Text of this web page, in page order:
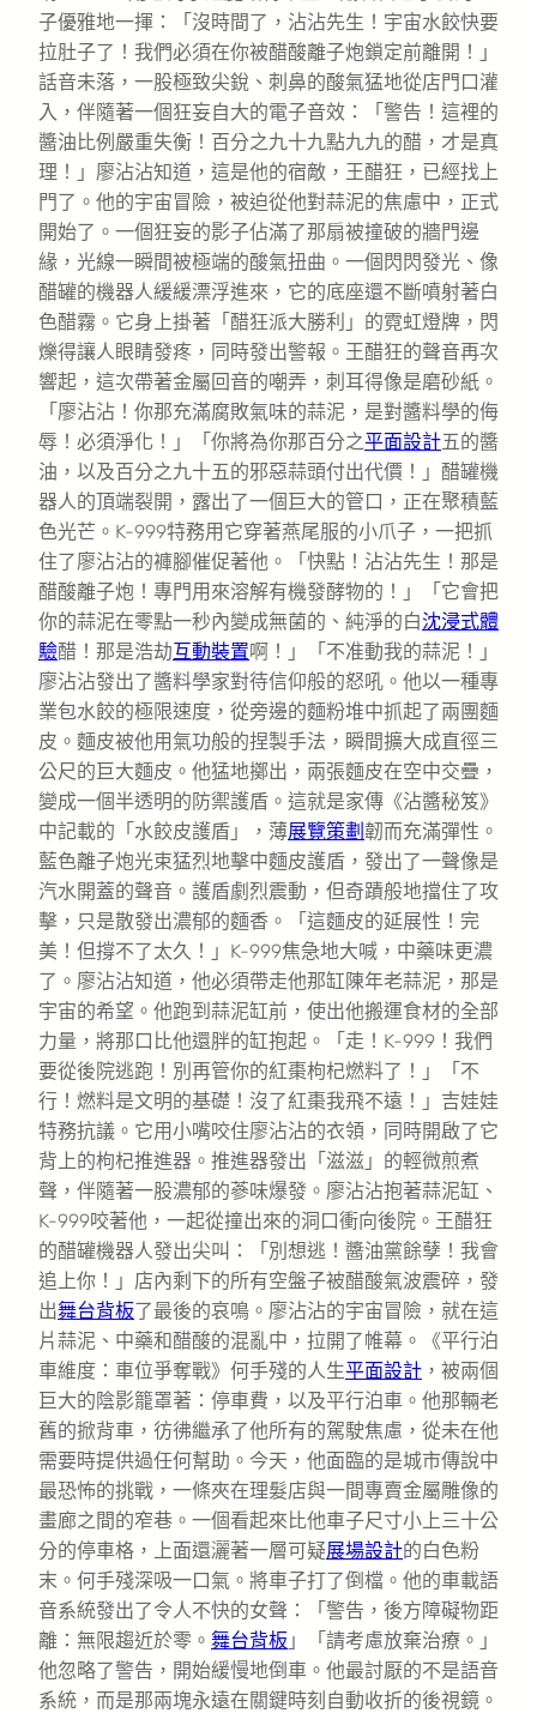
子優雅地一揮：「沒時間了，沾沾先生！宇宙水餃快要
拉肚子了！我們必須在你被醋酸離子炮鎖定前離開！」
話音未落，一股極致尖銳、刺鼻的酸氣猛地從店門口灌
入，伴隨著一個狂妄自大的電子音效：「警告！這裡的
醬油比例嚴重失衡！百分之九十九點九九的醋，才是真
理！」廖沾沾知道，這是他的宿敵，王醋狂，已經找上
門了。他的宇宙冒險，被迫從他對蒜泥的焦慮中，正式
開始了。一個狂妄的影子佔滿了那扇被撞破的牆門邊
緣，光線一瞬間被極端的酸氣扭曲。一個閃閃發光、像
醋罐的機器人緩緩漂浮進來，它的底座還不斷噴射著白
色醋霧。它身上掛著「醋狂派大勝利」的霓虹燈牌，閃
爍得讓人眼睛發疼，同時發出警報。王醋狂的聲音再次
響起，這次帶著金屬回音的嘲弄，刺耳得像是磨砂紙。
「廖沾沾！你那充滿腐敗氣味的蒜泥，是對醬料學的侮
辱！必須淨化！」「你將為你那百分之平面設計五的醬
油，以及百分之九十五的邪惡蒜頭付出代價！」醋罐機
器人的頂端裂開，露出了一個巨大的管口，正在聚積藍
色光芒。K-999特務用它穿著燕尾服的小爪子，一把抓
住了廖沾沾的褲腳催促著他。「快點！沾沾先生！那是
醋酸離子炮！專門用來溶解有機發酵物的！」「它會把
你的蒜泥在零點一秒內變成無菌的、純淨的白沈浸式體
驗醋！那是浩劫互動裝置啊！」「不准動我的蒜泥！」
廖沾沾發出了醬料學家對待信仰般的怒吼。他以一種專
業包水餃的極限速度，從旁邊的麵粉堆中抓起了兩團麵
皮。麵皮被他用氣功般的捏製手法，瞬間擴大成直徑三
公尺的巨大麵皮。他猛地擲出，兩張麵皮在空中交疊，
變成一個半透明的防禦護盾。這就是家傳《沾醬秘笈》
中記載的「水餃皮護盾」，薄展覽策劃 韌而充滿彈性。
藍色離子炮光束猛烈地擊中麵皮護盾，發出了一聲像是
汽水開蓋的聲音。護盾劇烈震動，但奇蹟般地擋住了攻
擊，只是散發出濃郁的麵香。「這麵皮的延展性！完
美！但撐不了太久！」K-999焦急地大喊，中藥味更濃
了。廖沾沾知道，他必須帶走他那缸陳年老蒜泥，那是
宇宙的希望。他跑到蒜泥缸前，使出他搬運食材的全部
力量，將那口比他還胖的缸抱起。「走！K-999！我們
要從後院逃跑！別再管你的紅棗枸杞燃料了！」「不
行！燃料是文明的基礎！沒了紅棗我飛不遠！」吉娃娃
特務抗議。它用小嘴咬住廖沾沾的衣領，同時開啟了它
背上的枸杞推進器。推進器發出「滋滋」的輕微煎煮
聲，伴隨著一股濃郁的蔘味爆發。廖沾沾抱著蒜泥缸、
K-999咬著他，一起從撞出來的洞口衝向後院。王醋狂
的醋罐機器人發出尖叫：「別想逃！醬油黨餘孽！我會
追上你！」店內剩下的所有空盤子被醋酸氣波震碎，發
出舞台背板了最後的哀鳴。廖沾沾的宇宙冒險，就在這
片蒜泥、中藥和醋酸的混亂中，拉開了帷幕。《平行泊
車維度：車位爭奪戰》何手殘的人生平面設計 ，被兩個
巨大的陰影籠罩著：停車費，以及平行泊車。他那輛老
舊的掀背車，彷彿繼承了他所有的駕駛焦慮，從未在他
需要時提供過任何幫助。今天，他面臨的是城市傳說中
最恐怖的挑戰，一條夾在理髮店與一間專賣金屬雕像的
畫廊之間的窄巷。一個看起來比他車子尺寸小上三十公
分的停車格，上面還灑著一層可疑展場設計的白色粉
末。何手殘深吸一口氣。將車子打了倒檔。他的車載語
音系統發出了令人不快的女聲：「警告，後方障礙物距
離：無限趨近於零。 舞台背板 」「請考慮放棄治療。」
他忽略了警告，開始緩慢地倒車。他最討厭的不是語音
系統，而是那兩塊永遠在關鍵時刻自動收折的後視鏡。